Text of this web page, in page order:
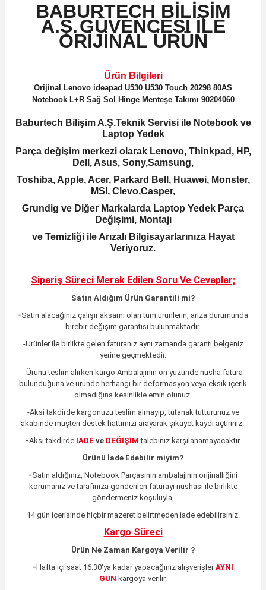
BABURTECH BİLİŞİM
A.Ş.GÜVENCESİ İLE
ORİJİNAL ÜRÜN
Ürün Bilgileri
Orijinal Lenovo ideapad U530 U530 Touch 20298 80AS
Notebook L+R Sağ Sol Hinge Menteşe Takımı 90204060
Baburtech Bilişim A.Ş.Teknik Servisi ile Notebook ve
Laptop Yedek
Parça değişim merkezi olarak Lenovo, Thinkpad, HP,
Dell, Asus, Sony,Samsung,
Toshiba, Apple, Acer, Parkard Bell, Huawei, Monster,
MSI, Clevo,Casper,
Grundig ve Diğer Markalarda Laptop Yedek Parça
Değişimi, Montajı
ve Temizliği ile Arızalı Bilgisayarlarınıza Hayat
Veriyoruz.
Sipariş Süreci Merak Edilen Soru Ve Cevaplar;
Satın Aldığım Ürün Garantili mi?
-Satın alacağınız çalışır aksamı olan tüm ürünlerin, arıza durumunda
birebir değişim garantisi bulunmaktadır.
-Ürünler ile birlikte gelen faturanız aynı zamanda garanti belgeniz
yerine geçmektedir.
-Ürünü teslim alırken kargo Ambalajının ön yüzünde nüsha fatura
bulunduğuna ve üründe herhangi bir deformasyon veya eksik içerik
olmadığına kesinlikle emin olunuz.
-Aksi takdirde kargonuzu teslim almayıp, tutanak tutturunuz ve
akabinde müşteri destek hattımızı arayarak şikayet kaydı açtırınız.
-Aksi takdirde İADE ve DEĞİŞİM talebiniz karşılanamayacaktır.
Ürünü İade Edebilir miyim?
-Satın aldığınız, Notebook Parçasının ambalajının orijinalliğini
korumanız ve tarafınıza gönderilen faturayı nüshası ile birlikte
göndermeniz koşuluyla,
14 gün içerisinde hiçbir mazeret belirtmeden iade edebilirsiniz.
Kargo Süreci
Ürün Ne Zaman Kargoya Verilir ?
-Hafta içi saat 16:30'ya kadar yapacağınız alışverişler AYNI
GÜN kargoya verilir.